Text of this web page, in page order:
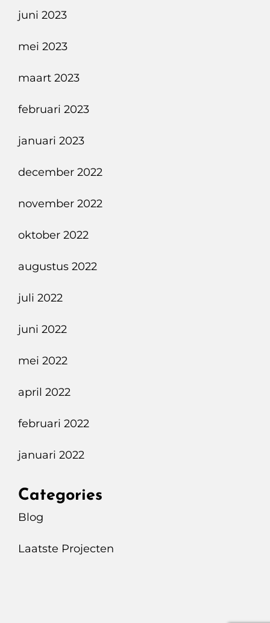
juni 2023
mei 2023
maart 2023
februari 2023
januari 2023
december 2022
november 2022
oktober 2022
augustus 2022
juli 2022
juni 2022
mei 2022
april 2022
februari 2022
januari 2022
Categories
Blog
Laatste Projecten